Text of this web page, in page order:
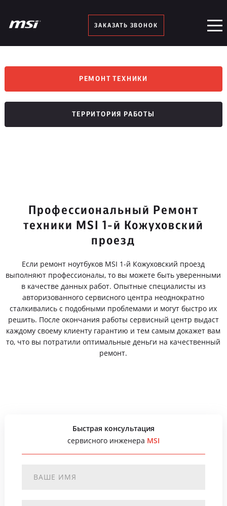
ЗАКАЗАТЬ ЗВОНОК
РЕМОНТ ТЕХНИКИ
ТЕРРИТОРИЯ РАБОТЫ
Профессиональный Ремонт
техники MSI 1-й Кожуховский
проезд
Если ремонт ноутбуков MSI 1-й Кожуховский проезд
выполняют профессионалы, то вы можете быть уверенными
в качестве данных работ. Опытные специалисты из
авторизованного сервисного центра неоднократно
сталкивались с подобными проблемами и могут быстро их
решить. После окончания работы сервисный центр выдаст
каждому своему клиенту гарантию и тем самым докажет вам
то, что вы потратили оптимальные деньги на качественный
ремонт.
Быстрая консультация
сервисного инженера MSI